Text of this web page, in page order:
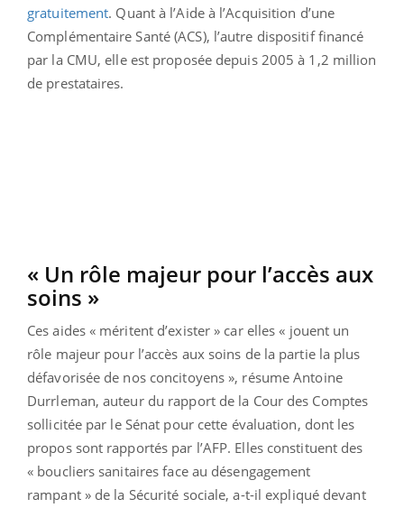
gratuitement. Quant à l’Aide à l’Acquisition d’une
Complémentaire Santé (ACS), l’autre dispositif financé
par la CMU, elle est proposée depuis 2005 à 1,2 million
de prestataires.
« Un rôle majeur pour l’accès aux
soins »
Ces aides « méritent d’exister » car elles « jouent un
rôle majeur pour l’accès aux soins de la partie la plus
défavorisée de nos concitoyens », résume Antoine
Durrleman, auteur du rapport de la Cour des Comptes
sollicitée par le Sénat pour cette évaluation, dont les
propos sont rapportés par l’AFP. Elles constituent des
« boucliers sanitaires face au désengagement
rampant » de la Sécurité sociale, a-t-il expliqué devant